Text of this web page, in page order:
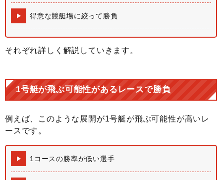
得意な競艇場に絞って勝負
それぞれ詳しく解説していきます。
1号艇が飛ぶ可能性があるレースで勝負
例えば、このような展開が1号艇が飛ぶ可能性が高いレ
ースです。
1コースの勝率が低い選手